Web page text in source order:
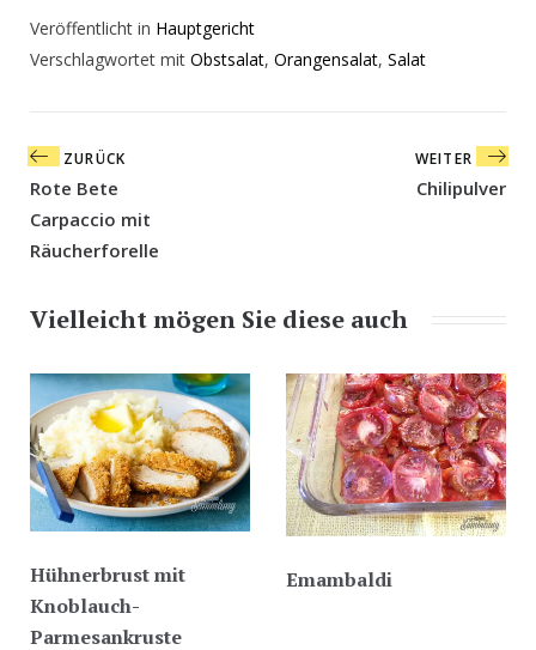
Veröffentlicht in Hauptgericht
Verschlagwortet mit Obstsalat, Orangensalat, Salat
Beitragsnavigation
ZURÜCK
Rote Bete
Carpaccio mit
Räucherforelle
WEITER
Chilipulver
Vielleicht mögen Sie diese auch
Hühnerbrust mit
Knoblauch-
Parmesankruste
Emambaldi